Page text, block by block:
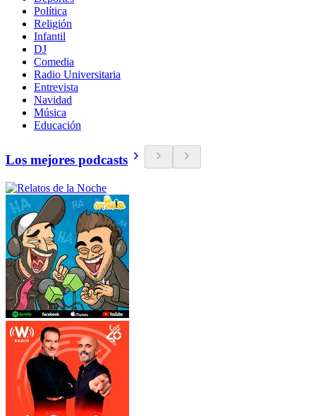
Política
Religión
Infantil
DJ
Comedia
Radio Universitaria
Entrevista
Navidad
Música
Educación
Los mejores podcasts